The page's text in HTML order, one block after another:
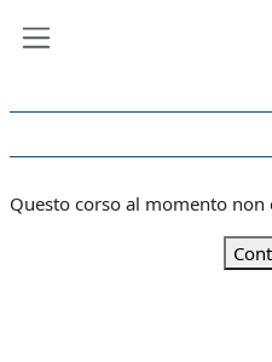
Questo corso al momento